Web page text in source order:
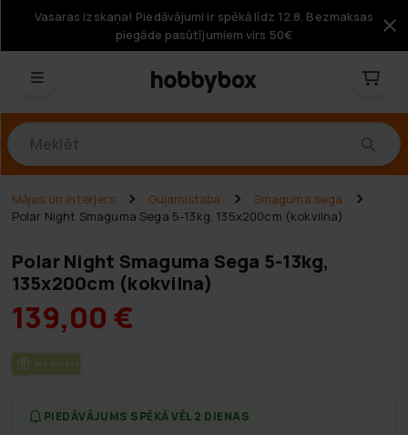
Vasaras izskaņa! Piedāvājumi ir spēkā līdz 12.8. Bezmaksas
piegāde pasūtījumiem virs 50€
Mājas un interjers Guļamistaba
Smaguma sega
Polar Night Smaguma Sega 5-13kg, 135x200cm (kokvilna)
Polar Night Smaguma Sega 5-13kg,
135x200cm (kokvilna)
139,00 €
BEZ­MAK­SAS PIE­GĀ­DE
PIEDĀVĀJUMS SPĒKĀ VĒL 2 DIENAS